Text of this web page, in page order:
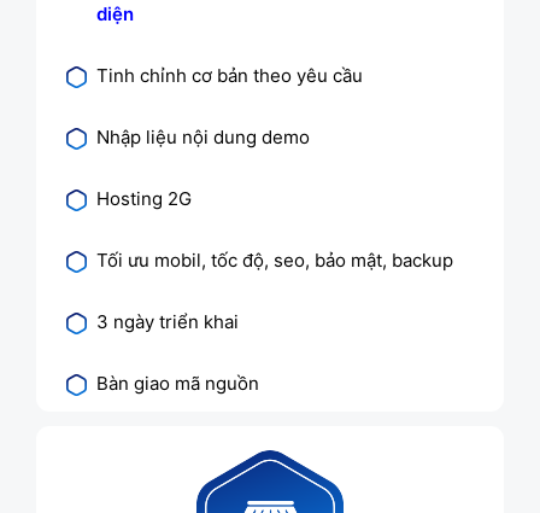
diện
Tinh chỉnh cơ bản theo yêu cầu
Nhập liệu nội dung demo
Hosting 2G
Tối ưu mobil, tốc độ, seo, bảo mật, backup
3 ngày triển khai
Bàn giao mã nguồn